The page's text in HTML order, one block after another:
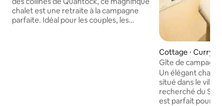
chalet est une retraite à la campagne
parfaite. Idéal pour les couples, les
Cottage ⋅ Curry
Gîte de
populaire, 6
Un élégant
situé dans le
recherché du
est parfait pour